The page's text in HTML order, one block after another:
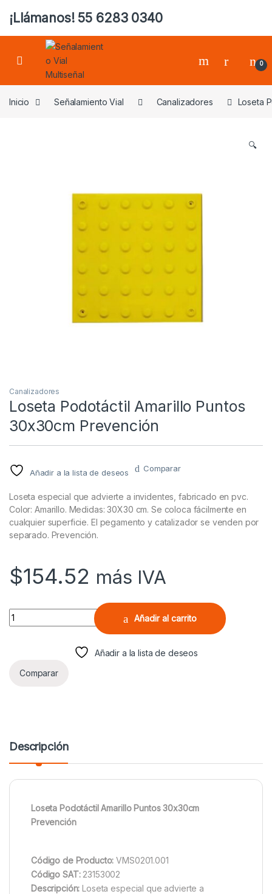
¡Llámanos! 55 6283 0340
0
Inicio Señalamiento Vial Canalizadores Loseta
🔍
Canalizadores
Loseta Podotáctil Amarillo Puntos
30x30cm Prevención
Añadir a la lista de deseos Comparar
Loseta especial que advierte a invidentes, fabricado en pvc.
Color: Amarillo. Medidas: 30X30 cm. Se coloca fácilmente en
cualquier superficie. El pegamento y catalizador se venden por
separado. Prevención.
$154.52 más IVA
Loseta Podotáctil Amarillo Puntos 30x30cm Prevención quantity
Añadir al carrito
Añadir a la lista de deseos
Comparar
Descripción
Loseta Podotáctil Amarillo Puntos 30x30cm
Prevención
Código de Producto: VMS0201.001
Código SAT:23153002
Descripción: Loseta especial que advierte a